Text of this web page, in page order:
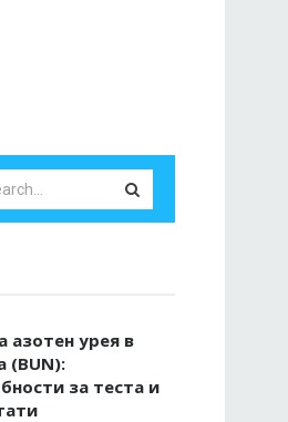
азотен урея в
(BUN):
за теста и